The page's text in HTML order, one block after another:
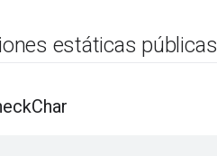
estáticas públicas
Char